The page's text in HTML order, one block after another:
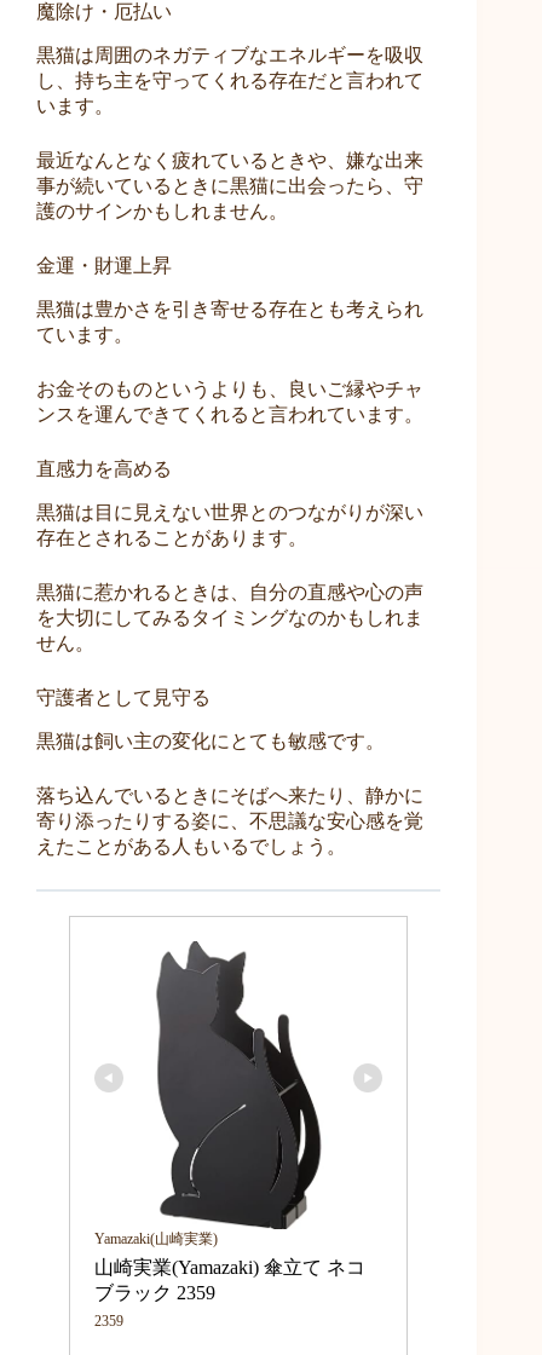
魔除け・厄払い
黒猫は周囲のネガティブなエネルギーを吸収
し、持ち主を守ってくれる存在だと言われて
います。
最近なんとなく疲れているときや、嫌な出来
事が続いているときに黒猫に出会ったら、守
護のサインかもしれません。
金運・財運上昇
黒猫は豊かさを引き寄せる存在とも考えられ
ています。
お金そのものというよりも、良いご縁やチャ
ンスを運んできてくれると言われています。
直感力を高める
黒猫は目に見えない世界とのつながりが深い
存在とされることがあります。
黒猫に惹かれるときは、自分の直感や心の声
を大切にしてみるタイミングなのかもしれま
せん。
守護者として見守る
黒猫は飼い主の変化にとても敏感です。
落ち込んでいるときにそばへ来たり、静かに
寄り添ったりする姿に、不思議な安心感を覚
えたことがある人もいるでしょう。
Yamazaki(山崎実業)
山崎実業(Yamazaki) 傘立て ネコ
ブラック 2359
2359